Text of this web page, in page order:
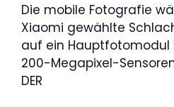
Die mobile Fotografie
Xiaomi gewählte
auf ein Hauptfotomodul
200-Megapixel-
DER